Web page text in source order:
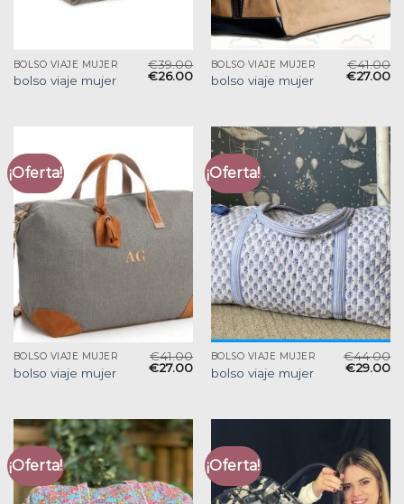
BOLSO VIAJE MUJER
bolso viaje mujer
€39.00
€26.00
BOLSO VIAJE MUJER
bolso viaje mujer
€41.00
€27.00
¡Oferta!
BOLSO VIAJE MUJER
bolso viaje mujer
€41.00
€27.00
¡Oferta!
BOLSO VIAJE MUJER
bolso viaje mujer
€44.00
€29.00
¡Oferta! ¡Oferta!